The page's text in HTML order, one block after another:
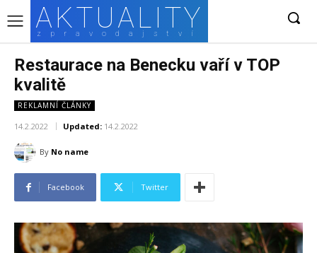
AKTUALITY
zpravodajství
Restaurace na Benecku vaří v TOP
kvalitě
REKLAMNÍ ČLÁNKY
14.2.2022 Updated: 14.2.2022
By No name
Facebook Twitter